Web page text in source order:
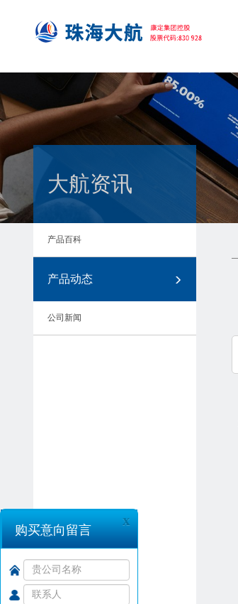
购买意向留言
x
大航资讯
产品百科
产品动态
公司新闻